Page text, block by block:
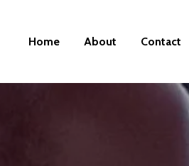
Home About Contact